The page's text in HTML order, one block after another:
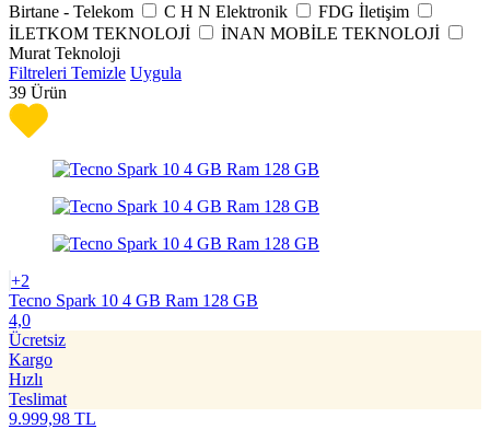
Birtane - Telekom
C H N Elektronik
FDG İletişim
İLETKOM TEKNOLOJİ
İNAN MOBİLE TEKNOLOJİ
Murat Teknoloji
Filtreleri Temizle Uygula
39 Ürün
+2
Tecno Spark 10 4 GB Ram 128 GB
4,0
Ücretsiz
Kargo
Hızlı
Teslimat
9.999,98 TL